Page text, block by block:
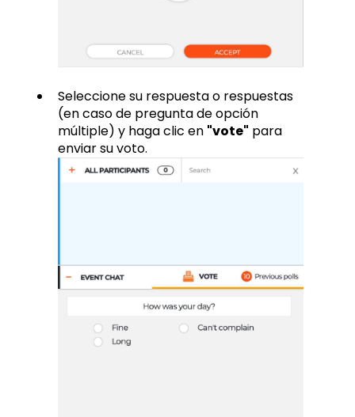
Seleccione su respuesta o respuestas
(en caso de pregunta de opción
múltiple) y haga clic en "vote" para
enviar su voto.